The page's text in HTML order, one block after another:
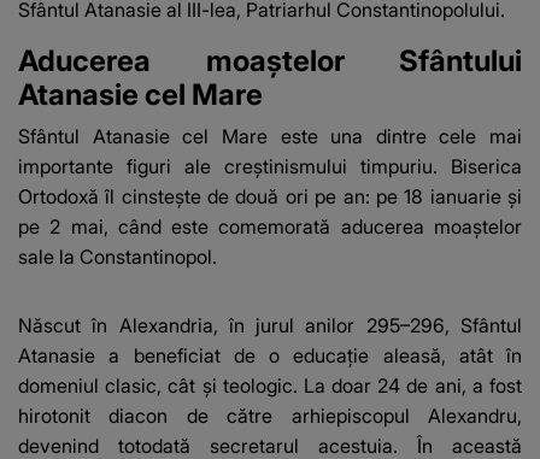
Sfântul Atanasie al III-lea, Patriarhul Constantinopolului.
Aducerea moaștelor Sfântului
Atanasie cel Mare
Sfântul Atanasie cel Mare este una dintre cele mai
importante figuri ale creștinismului timpuriu. Biserica
Ortodoxă îl cinstește de două ori pe an: pe 18 ianuarie și
pe 2 mai, când este comemorată aducerea moaștelor
sale la Constantinopol.
Născut în Alexandria, în jurul anilor 295–296, Sfântul
Atanasie a beneficiat de o educație aleasă, atât în
domeniul clasic, cât și teologic. La doar 24 de ani, a fost
hirotonit diacon de către arhiepiscopul Alexandru,
devenind totodată secretarul acestuia. În această